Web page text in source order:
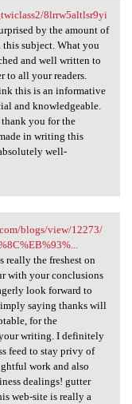
8lrrw5altlsr9yi
by the amount of
subject. What you
and well written to
to all your readers.
this is an informative
and knowledgeable.
you for the
in writing this
well-
blogs/view/12273/
really the freshest on
with your conclusions
look forward to
saying thanks will
for the
writing. I definitely
feed to stay privy of
work and also
dealings! gutter
web-site is really a